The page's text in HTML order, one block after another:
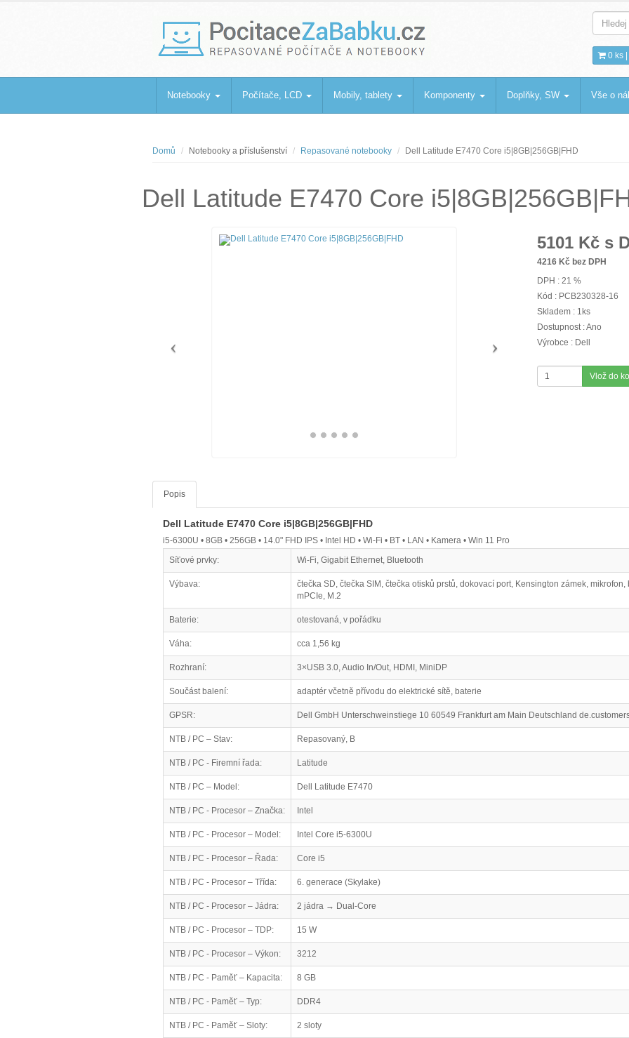
PocitaceZaBabku.cz
Repasované počítače a notebooky 0 ks |
Notebooky Počítače, LCD Mobily, tablety Komponenty Doplňky, SW Vše o
Domů Notebooky a příslušenství Repasované notebooky Dell Latitude E7470 Core i5|8GB|256GB|FHD
Dell Latitude E7470 Core
5101 Kč s
4216 Kč bez DPH
DPH : 21 %
Kód : PCB230328-16
Skladem : 1ks
Dostupnost : Ano
Výrobce : Dell
Vlož do
Popis
Dell Latitude E7470 Core i5|8GB|256GB|FHD
i5-6300U • 8GB • 256GB • 14.0" FHD IPS • Intel HD • Wi‑Fi • BT • LAN • Kamera • Win 11 Pro
Síťové prvky:
Wi-Fi, Gigabit Ethernet, Bluetooth
Výbava:
čtečka SD, čtečka SIM, čtečka otisků prstů, dokovací port, Kensington zámek,
mPCIe, M.2
Baterie: otestovaná, v pořádku
Váha: cca 1,56 kg
Rozhraní: 3×USB 3.0, Audio In/Out, HDMI, MiniDP
Součást balení: adaptér včetně přívodu do elektrické sítě, baterie
GPSR: Dell GmbH Unterschweinstiege 10 60549 Frankfurt am Main Deutschland
NTB / PC – Stav: Repasovaný, B
NTB / PC - Firemní řada: Latitude
NTB / PC – Model: Dell Latitude E7470
NTB / PC - Procesor – Značka: Intel
NTB / PC - Procesor – Model: Intel Core i5-6300U
NTB / PC - Procesor – Řada: Core i5
NTB / PC - Procesor – Třída: 6. generace (Skylake)
NTB / PC - Procesor – Jádra: 2 jádra → Dual-Core
NTB / PC - Procesor – TDP: 15 W
NTB / PC - Procesor – Výkon: 3212
NTB / PC - Paměť – Kapacita: 8 GB
NTB / PC - Paměť – Typ: DDR4
NTB / PC - Paměť – Sloty: 2 sloty